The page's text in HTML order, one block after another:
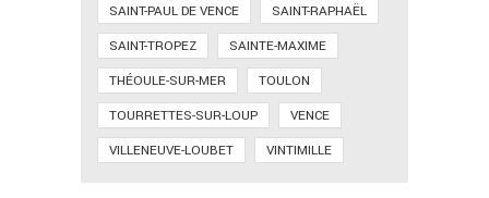
SAINT-PAUL DE VENCE
SAINT-RAPHAËL
SAINT-TROPEZ
SAINTE-MAXIME
THÉOULE-SUR-MER
TOULON
TOURRETTES-SUR-LOUP
VENCE
VILLENEUVE-LOUBET
VINTIMILLE